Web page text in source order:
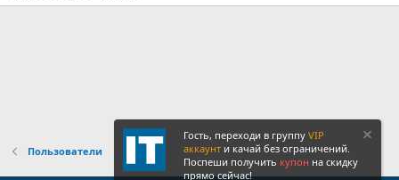
Пользователи
Гость, переходи в группу VIP
аккаунт и качай без ограничений.
Поспеши получить купон на скидку
прямо сейчас!